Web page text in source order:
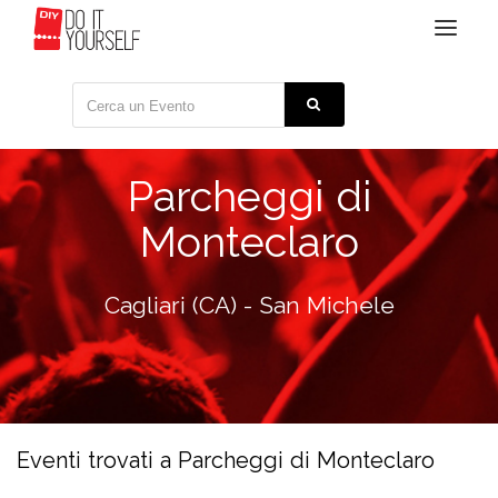
Toggle
Parcheggi di
Monteclaro
Cagliari (CA) - San Michele
Eventi trovati a Parcheggi di Monteclaro